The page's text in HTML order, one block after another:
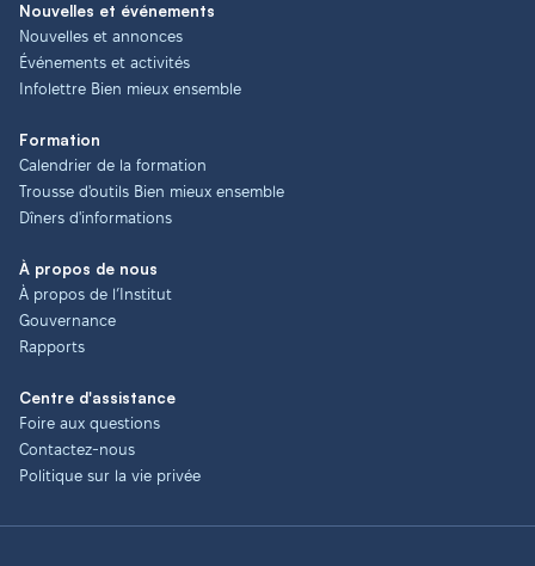
Nouvelles et événements
Nouvelles et annonces
Événements et activités
Infolettre Bien mieux ensemble
Formation
Calendrier de la formation
Trousse d'outils Bien mieux ensemble
Dîners d'informations
À propos de nous
À propos de l’Institut
Gouvernance
Rapports
Centre d'assistance
Foire aux questions
Contactez-nous
Politique sur la vie privée